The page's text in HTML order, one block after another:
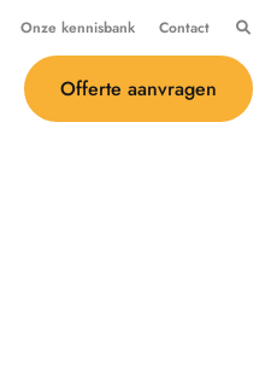
Onze kennisbank Contact
Offerte aanvragen